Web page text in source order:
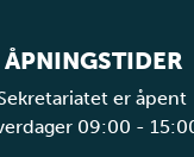
ÅPNINGSTIDER
er åpent
09:00 -